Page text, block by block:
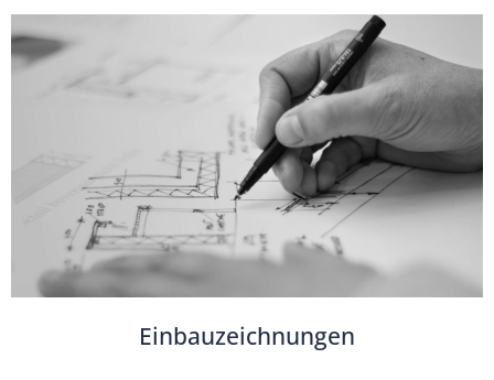
Einbauzeichnungen